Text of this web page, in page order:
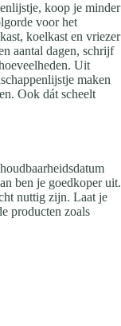
koop je minder
voor het
koelkast en vriezer
aantal dagen, schrijf
Uit
maken
Ook dát scheelt
ben je goedkoper uit.
nuttig zijn. Laat je
producten zoals